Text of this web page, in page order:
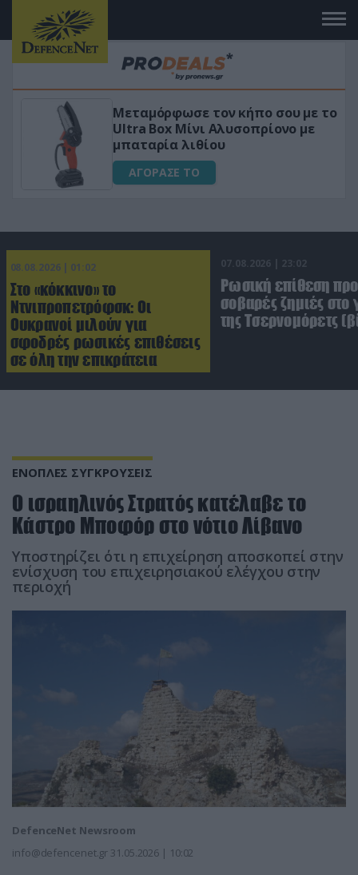
«Μαγική» φόρμουλα τριβόλι + VIP
για αύξηση της λίμπιντο
ΑΓΟΡΑΣΕ ΤΟ
08.08.2026 | 01:02
Στο «κόκκινο» το
Ντνιπροπετρόφσκ: Οι
Ουκρανοί μιλούν για
σφοδρές ρωσικές επιθέσεις
σε όλη την επικράτεια
07.08.2026 | 23:02
Ρωσική επίθεση
σοβαρές ζημιές στο
της Τσερνομόρετς
ΕΝΟΠΛΕΣ ΣΥΓΚΡΟΥΣΕΙΣ
Ο ισραηλινός Στρατός κατέλαβε το
Κάστρο Μποφόρ στο νότιο Λίβανο
Υποστηρίζει ότι η επιχείρηση αποσκοπεί στην
ενίσχυση του επιχειρησιακού ελέγχου στην
περιοχή
DefenceNet Newsroom
info@defencenet.gr 31.05.2026 | 10:02